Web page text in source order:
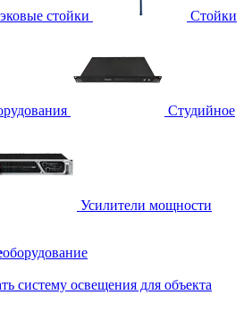
стойки Стойки
Студийное
Усилители мощности
оборудование
систему освещения для объекта